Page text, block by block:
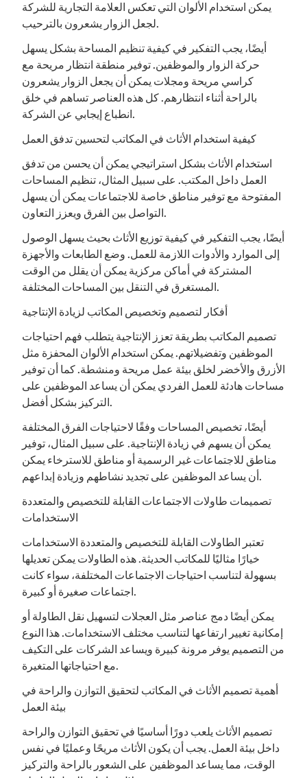
يمكن استخدام الألوان التي تعكس العلامة التجارية للشركة
لجعل الزوار يشعرون بالترحيب.
أيضًا، يجب التفكير في كيفية تنظيم المساحة بشكل يسهل
حركة الزوار والموظفين. توفير منطقة انتظار مريحة مع
كراسي مريحة ومجلات يمكن أن يجعل الزوار يشعرون
بالراحة أثناء انتظارهم. كل هذه العناصر تساهم في خلق
انطباع إيجابي عن الشركة.
كيفية استخدام الأثاث في المكاتب لتحسين تدفق العمل
استخدام الأثاث بشكل استراتيجي يمكن أن يحسن من تدفق
العمل داخل المكتب. على سبيل المثال، تنظيم المساحات
المفتوحة مع توفير مناطق خاصة للاجتماعات يمكن أن يسهل
التواصل بين الفرق ويعزز التعاون.
أيضًا، يجب التفكير في كيفية توزيع الأثاث بحيث يسهل الوصول
إلى الموارد والأدوات اللازمة للعمل. وضع الطابعات والأجهزة
المشتركة في أماكن مركزية يمكن أن يقلل من الوقت
المستغرق في التنقل بين المساحات المختلفة.
أفكار لتصميم وتخصيص المكاتب لزيادة الإنتاجية
تصميم المكاتب بطريقة تعزز الإنتاجية يتطلب فهم احتياجات
الموظفين وتفضيلاتهم. يمكن استخدام الألوان المحفزة مثل
الأزرق والأخضر لخلق بيئة عمل مريحة ومنشطة. كما أن توفير
مساحات هادئة للعمل الفردي يمكن أن يساعد الموظفين على
التركيز بشكل أفضل.
أيضًا، تخصيص المساحات وفقًا لاحتياجات الفرق المختلفة
يمكن أن يسهم في زيادة الإنتاجية. على سبيل المثال، توفير
مناطق للاجتماعات غير الرسمية أو مناطق للاسترخاء يمكن
أن يساعد الموظفين على تجديد نشاطهم وزيادة إبداعهم.
تصميمات طاولات الاجتماعات القابلة للتخصيص والمتعددة
الاستخدامات
تعتبر الطاولات القابلة للتخصيص والمتعددة الاستخدامات
خيارًا مثاليًا للمكاتب الحديثة. هذه الطاولات يمكن تعديلها
بسهولة لتناسب احتياجات الاجتماعات المختلفة، سواء كانت
اجتماعات صغيرة أو كبيرة.
يمكن أيضًا دمج عناصر مثل العجلات لتسهيل نقل الطاولة أو
إمكانية تغيير ارتفاعها لتناسب مختلف الاستخدامات. هذا النوع
من التصميم يوفر مرونة كبيرة ويساعد الشركات على التكيف
مع احتياجاتها المتغيرة.
أهمية تصميم الأثاث في المكاتب لتحقيق التوازن والراحة في
بيئة العمل
تصميم الأثاث يلعب دورًا أساسيًا في تحقيق التوازن والراحة
داخل بيئة العمل. يجب أن يكون الأثاث مريحًا وعمليًا في نفس
الوقت، مما يساعد الموظفين على الشعور بالراحة والتركيز